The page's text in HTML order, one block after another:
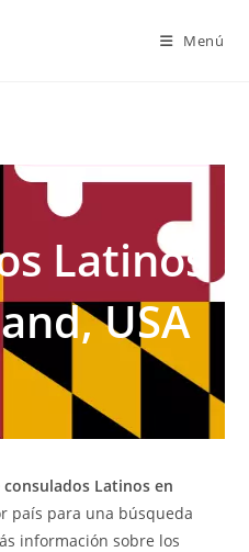
Menú
Latinos
USA
Latinos en
país para una búsqueda
información sobre los